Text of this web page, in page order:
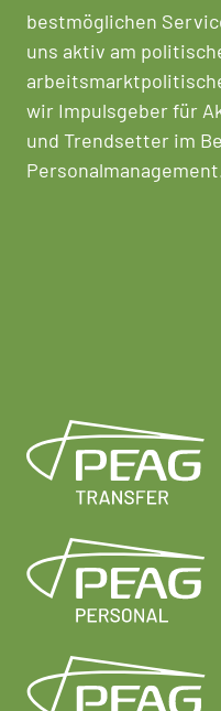
bestmöglichen
uns aktiv am
wir Impulsgeber für
und Trendsetter im